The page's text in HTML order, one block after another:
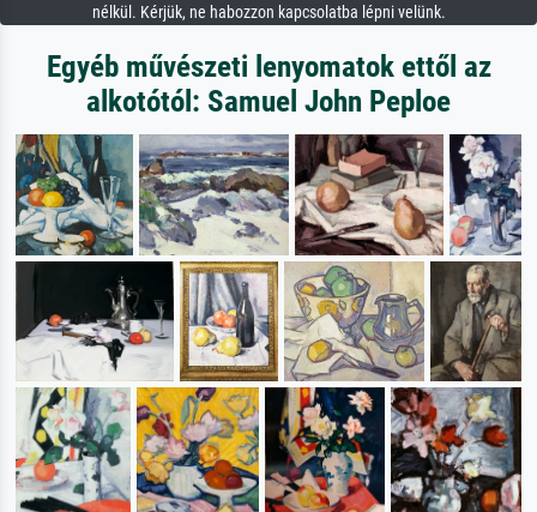
nélkül. Kérjük, ne habozzon kapcsolatba lépni velünk.
Egyéb művészeti lenyomatok ettől az
alkotótól: Samuel John Peploe